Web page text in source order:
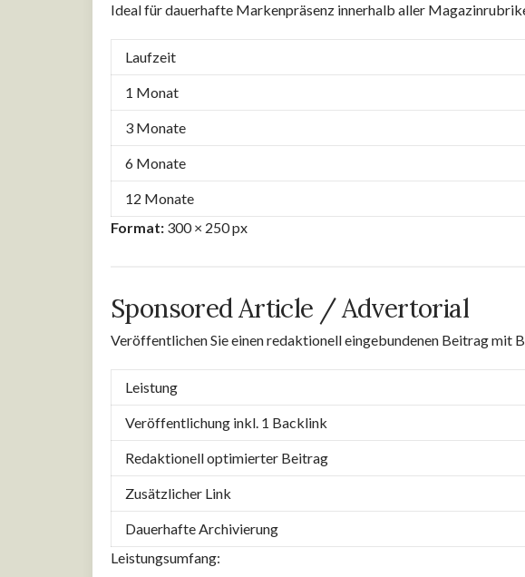
Ideal für dauerhafte Markenpräsenz innerhalb aller
Laufzeit
1 Monat
3 Monate
6 Monate
12 Monate
Format: 300 × 250 px
Sponsored Article / Advertorial
Veröffentlichen Sie einen redaktionell eingebundenen Beitrag mit
Leistung
Veröffentlichung inkl. 1 Backlink
Redaktionell optimierter Beitrag
Zusätzlicher Link
Dauerhafte Archivierung
Leistungsumfang: